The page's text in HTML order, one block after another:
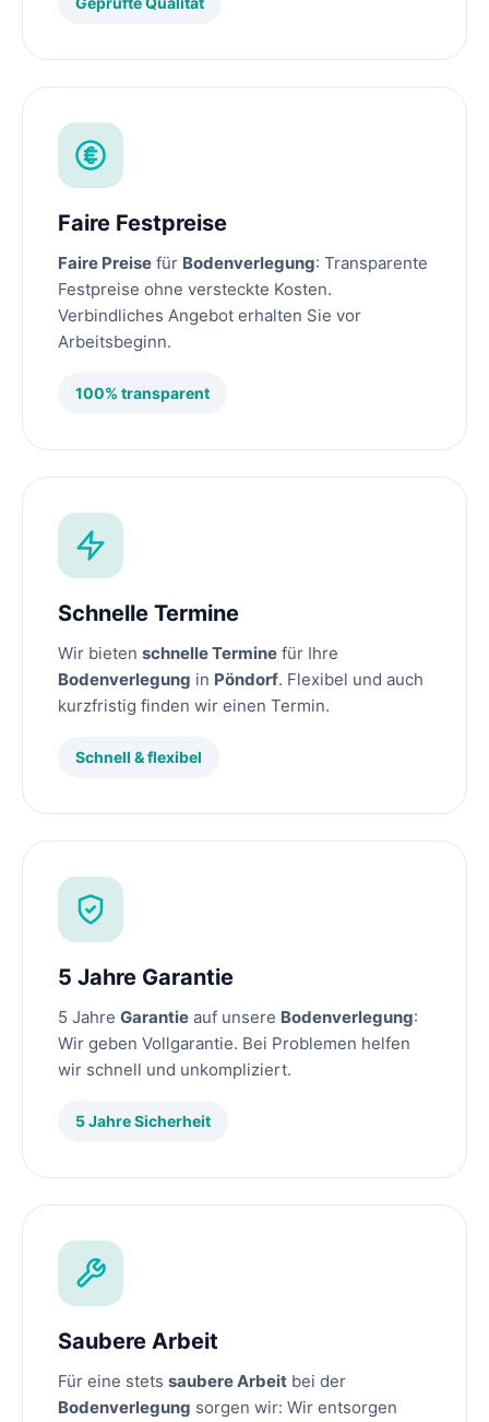
Faire Festpreise
Faire Preise für Bodenverlegung: Transparente
Festpreise ohne versteckte Kosten.
Verbindliches Angebot erhalten Sie vor
Arbeitsbeginn.
100% transparent
Schnelle Termine
Wir bieten schnelle Termine für Ihre
Bodenverlegung in Pöndorf. Flexibel und auch
kurzfristig finden wir einen Termin.
Schnell & flexibel
5 Jahre Garantie
5 Jahre Garantie auf unsere Bodenverlegung:
Wir geben Vollgarantie. Bei Problemen helfen
wir schnell und unkompliziert.
5 Jahre Sicherheit
Saubere Arbeit
Für eine stets saubere Arbeit bei der
Bodenverlegung sorgen wir: Wir entsorgen